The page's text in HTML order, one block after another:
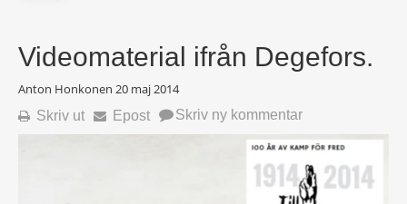
Videomaterial ifrån Degefors.
Anton Honkonen 20 maj 2014
Skriv ut Epost Skriv ny kommentar